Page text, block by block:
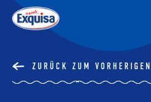
ZURÜCK ZUM VORHERIGEN